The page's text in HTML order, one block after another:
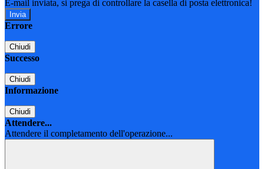
E-mail inviata, si prega di controllare la casella di posta elettronica!
Errore
Chiudi
Successo
Chiudi
Informazione
Chiudi
Attendere...
Attendere il completamento dell'operazione...